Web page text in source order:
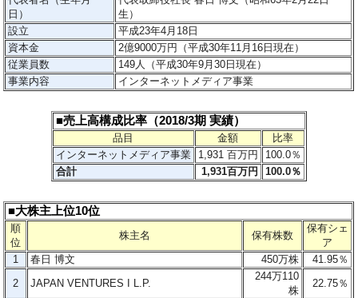
日）
生）
設立
平成23年4月18日
資本金
2億9000万円（平成30年11月16日現在）
従業員数
149人（平成30年9月30日現在）
事業内容
インターネットメディア事業
■売上高構成比率（2018/3期 実績）
品目 金額
比率
インターネットメディア事業
1,931 百万円
100.0％
合計
1,931百万円 100.0％
■大株主上位10位
順
位
株主名 保有株数
保有シェ
ア
1
春日 博文 450万株
41.95％
2
JAPAN VENTURES I L.P.
244万110
株
22.75％